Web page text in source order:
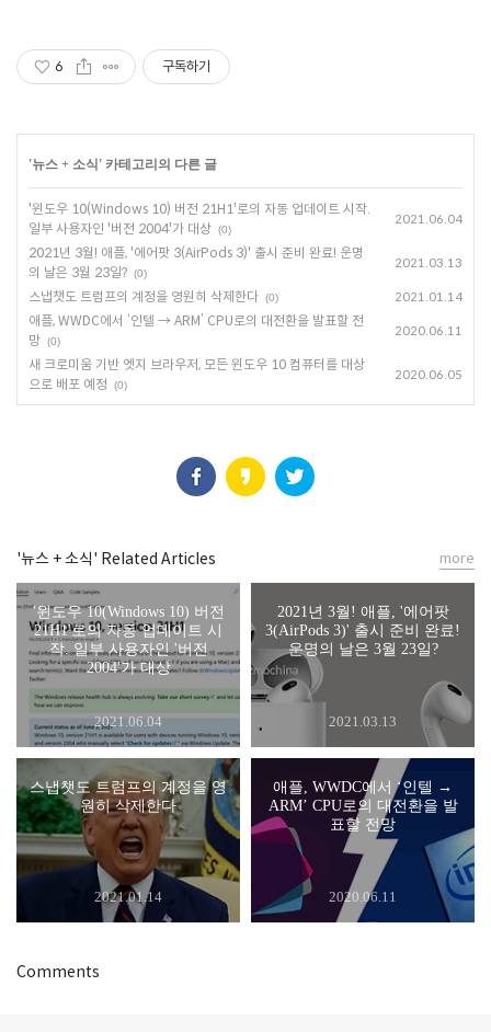
6 구독하기
'뉴스 + 소식 ' 카테고리의 다른 글
'윈도우 10(Windows 10) 버전 21H1'로의 자동 업데이트 시작.
일부 사용자인 '버전 2004'가 대상 (0)
2021.06.04
2021년 3월! 애플, '에어팟 3(AirPods 3)' 출시 준비 완료! 운명
의 날은 3월 23일? (0)
2021.03.13
스냅챗도 트럼프의 계정을 영원히 삭제한다 (0) 2021.01.14
애플, WWDC에서 ‘인텔 → ARM’ CPU로의 대전환을 발표할 전
망 (0)
2020.06.11
새 크로미움 기반 엣지 브라우저, 모든 윈도우 10 컴퓨터를 대상
으로 배포 예정
(0)
2020.06.05
'뉴스 + 소식' Related Articles
'윈도우 10(Windows 10) 버전
21H1'로의 자동 업데이트 시
작. 일부 사용자인 '버전
2004'가 대상
2021.06.04
2021년 3월! 애플, '에어팟
3(AirPods 3)' 출시 준비 완료!
운명의 날은 3월 23일?
2021.03.13
스냅챗도 트럼프의 계정을 영
원히 삭제한다
2021.01.14
애플, WWDC에서 ‘인텔 →
ARM’ CPU로의 대전환을 발
표할 전망
2020.06.11
more
Comments